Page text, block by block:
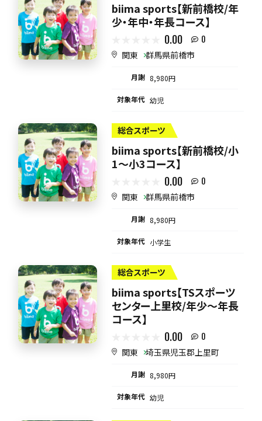
biima sports【新前橋校/年
少・年中・年長コース】
0.00 0
関東 群馬県前橋市
月謝 8,980円
対象年代 幼児
総合スポーツ
biima sports【新前橋校/小
1〜小3コース】
0.00 0
関東 群馬県前橋市
月謝 8,980円
対象年代 小学生
総合スポーツ
biima sports【TSスポーツ
センター上里校/年少～年長
コース】
0.00 0
関東 埼玉県児玉郡上里町
月謝 8,980円
対象年代 幼児